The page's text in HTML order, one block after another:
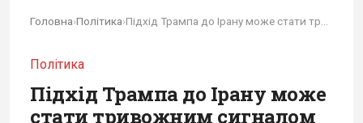
Головна›Політика›
Політика
Підхід Трампа до Ірану може
стати тривожним сигналом